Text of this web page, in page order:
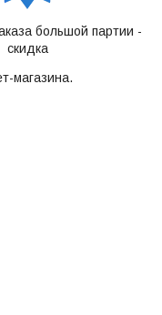
большой партии -
скидка
магазина.